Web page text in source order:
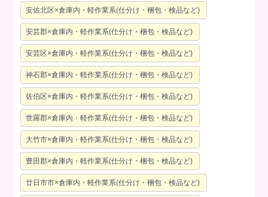
安佐北区×倉庫内・軽作業系(仕分け・梱包・検品など)
安芸郡×倉庫内・軽作業系(仕分け・梱包・検品など)
安芸区×倉庫内・軽作業系(仕分け・梱包・検品など)
神石郡×倉庫内・軽作業系(仕分け・梱包・検品など)
佐伯区×倉庫内・軽作業系(仕分け・梱包・検品など)
世羅郡×倉庫内・軽作業系(仕分け・梱包・検品など)
大竹市×倉庫内・軽作業系(仕分け・梱包・検品など)
豊田郡×倉庫内・軽作業系(仕分け・梱包・検品など)
廿日市市×倉庫内・軽作業系(仕分け・梱包・検品など)